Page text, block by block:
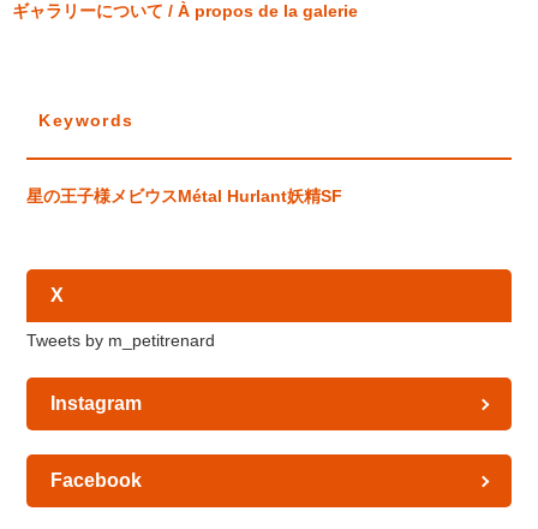
ギャラリーについて / À propos de la galerie
Keywords
星の王子様メビウスMétal Hurlant妖精SF
X
Tweets by m_petitrenard
Instagram
Facebook